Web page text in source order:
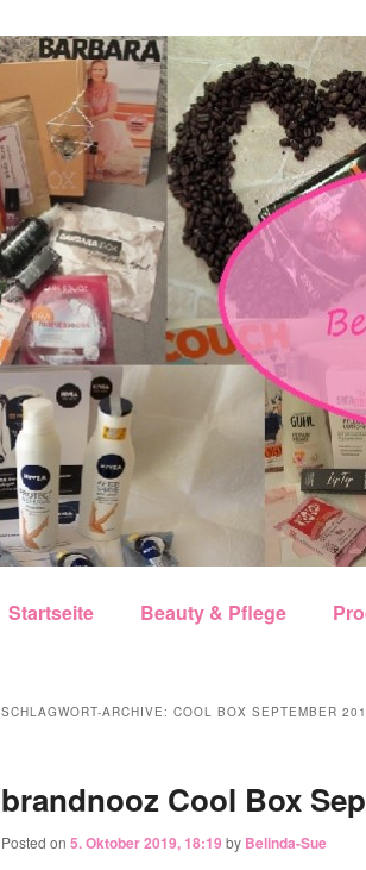
Zum Inhalt wechseln
Zum sekundären Inhalt wechseln
Startseite Beauty & Pflege
SCHLAGWORT-ARCHIVE: COOL BOX SEPTEMBER
brandnooz Cool Box
Posted on 5. Oktober 2019, 18:19 by Belinda-Sue